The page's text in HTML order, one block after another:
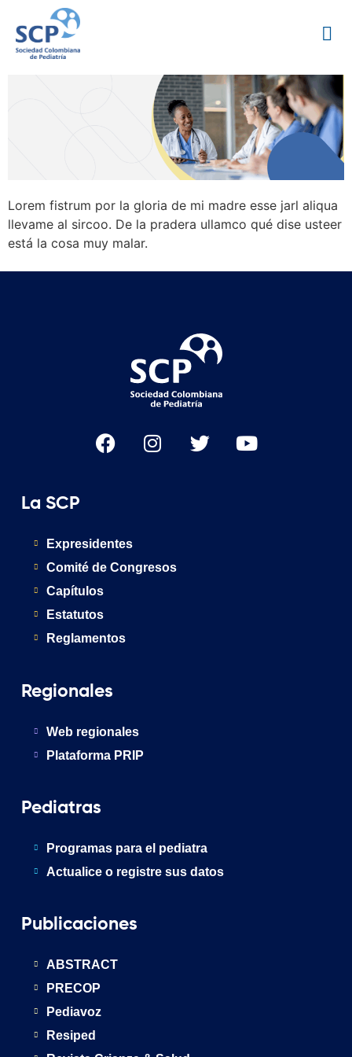
Lorem fistrum por la gloria de mi madre esse jarl aliqua
llevame al sircoo. De la pradera ullamco qué dise usteer
está la cosa muy malar.
La SCP
Expresidentes
Comité de Congresos
Capítulos
Estatutos
Reglamentos
Regionales
Web regionales
Plataforma PRIP
Pediatras
Programas para el pediatra
Actualice o registre sus datos
Publicaciones
ABSTRACT
PRECOP
Pediavoz
Resiped